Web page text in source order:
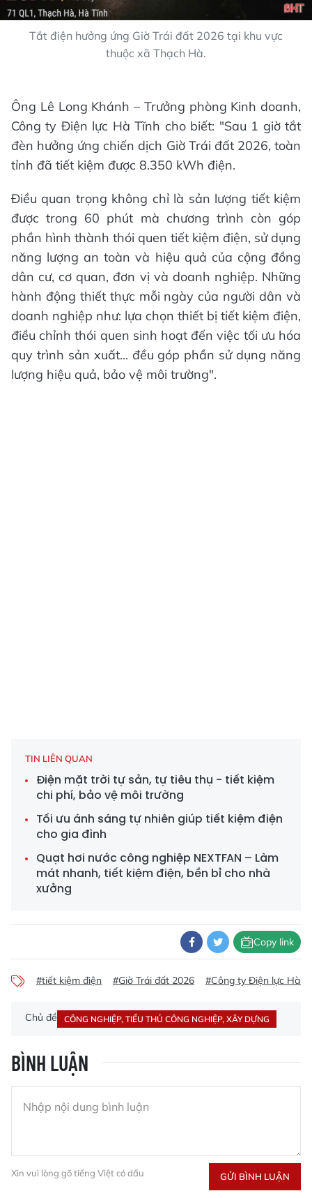
Tắt điện hưởng ứng Giờ Trái đất 2026 tại khu vực
thuộc xã Thạch Hà.
Ông Lê Long Khánh – Trưởng phòng Kinh doanh,
Công ty Điện lực Hà Tĩnh cho biết: "Sau 1 giờ tắt
đèn hưởng ứng chiến dịch Giờ Trái đất 2026, toàn
tỉnh đã tiết kiệm được 8.350 kWh điện.
Điều quan trọng không chỉ là sản lượng tiết kiệm
được trong 60 phút mà chương trình còn góp
phần hình thành thói quen tiết kiệm điện, sử dụng
năng lượng an toàn và hiệu quả của cộng đồng
dân cư, cơ quan, đơn vị và doanh nghiệp. Những
hành động thiết thực mỗi ngày của người dân và
doanh nghiệp như: lựa chọn thiết bị tiết kiệm điện,
điều chỉnh thói quen sinh hoạt đến việc tối ưu hóa
quy trình sản xuất... đều góp phần sử dụng năng
lượng hiệu quả, bảo vệ môi trường".
TIN LIÊN QUAN
Điện mặt trời tự sản, tự tiêu thụ - tiết kiệm
chi phí, bảo vệ môi trường
Tối ưu ánh sáng tự nhiên giúp tiết kiệm điện
cho gia đình
Quạt hơi nước công nghiệp NEXTFAN – Làm
mát nhanh, tiết kiệm điện, bền bỉ cho nhà
xưởng
Copy link
#tiết kiệm điện #Giờ Trái đất 2026 #Công ty Điện lực Hà
Chủ đề CÔNG NGHIỆP, TIỂU THỦ CÔNG NGHIỆP, XÂY DỰNG
BÌNH LUẬN
Xin vui lòng gõ tiếng Việt có dấu GỬI BÌNH LUẬN